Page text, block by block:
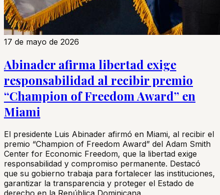
17 de mayo de 2026
Abinader afirma libertad exige
responsabilidad al recibir premio
“Champion of Freedom Award” en
Miami
El presidente Luis Abinader afirmó en Miami, al recibir el
premio “Champion of Freedom Award” del Adam Smith
Center for Economic Freedom, que la libertad exige
responsabilidad y compromiso permanente. Destacó
que su gobierno trabaja para fortalecer las instituciones,
garantizar la transparencia y proteger el Estado de
derecho en la República Dominicana.